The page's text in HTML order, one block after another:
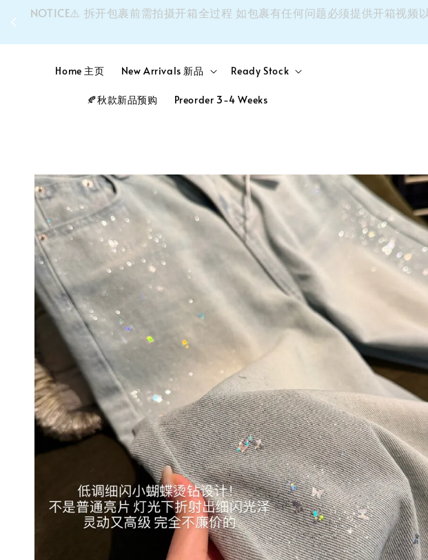
NOTICE⚠️ 拆开包裹前需拍摄开箱全过程 如包裹有任何问题必须提供开箱视
Home 主页 New Arrivals 新品 Ready Stock
🍂秋款新品预购 Preorder 3-4 Weeks